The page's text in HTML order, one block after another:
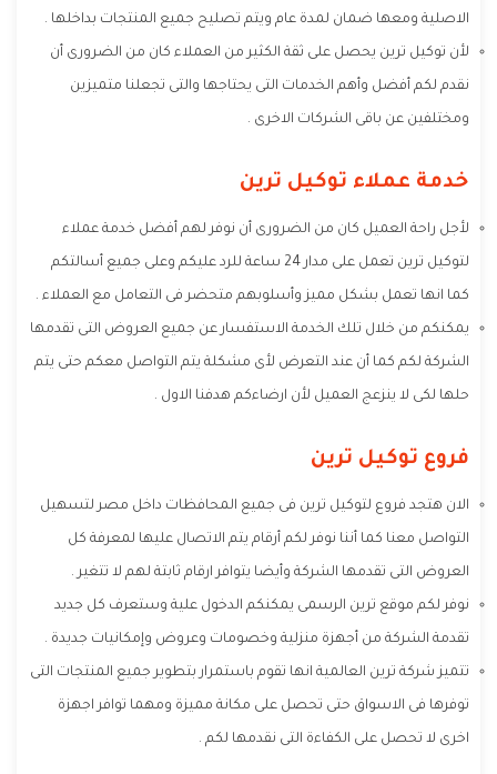
الاصلية ومعها ضمان لمدة عام ويتم تصليح جميع المنتجات بداخلها .
لأن توكيل ترين يحصل على ثقة الكثير من العملاء كان من الضرورى أن
نقدم لكم أفضل وأهم الخدمات التى يحتاجها والتى تجعلنا متميزين
ومختلفين عن باقى الشركات الاخرى .
خدمة عملاء توكيل ترين
لأجل راحة العميل كان من الضرورى أن نوفر لهم أفضل خدمة عملاء
لتوكيل ترين تعمل على مدار 24 ساعة للرد عليكم وعلى جميع أسالتكم
كما انها تعمل بشكل مميز وأسلوبهم متحضر فى التعامل مع العملاء .
يمكنكم من خلال تلك الخدمة الاستفسار عن جميع العروض التى تقدمها
الشركة لكم كما أن عند التعرض لأى مشكلة يتم التواصل معكم حتى يتم
حلها لكى لا ينزعج العميل لأن ارضاءكم هدفنا الاول .
فروع توكيل ترين
الان هتجد فروع لتوكيل ترين فى جميع المحافظات داخل مصر لتسهيل
التواصل معنا كما أننا نوفر لكم أرقام يتم الاتصال عليها لمعرفة كل
العروض التى تقدمها الشركة وأيضا يتوافر ارقام ثابتة لهم لا تتغير .
نوفر لكم موقع ترين الرسمى يمكنكم الدخول علية وستعرف كل جديد
تقدمة الشركة من أجهزة منزلية وخصومات وعروض وإمكانيات جديدة .
تتميز شركة ترين العالمية انها تقوم باستمرار بتطوير جميع المنتجات التى
توفرها فى الاسواق حتى تحصل على مكانة مميزة ومهما توافر اجهزة
اخرى لا تحصل على الكفاءة التى نقدمها لكم .